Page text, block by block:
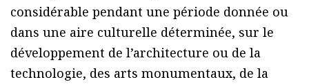
considérable pendant une période donnée ou
dans une aire culturelle déterminée, sur le
développement de l’architecture ou de la
technologie, des arts monumentaux, de la